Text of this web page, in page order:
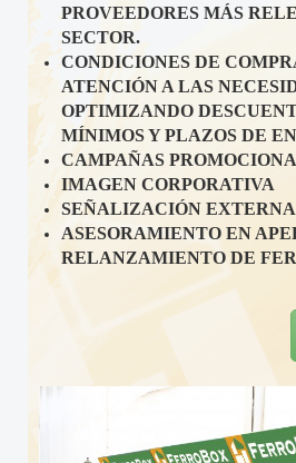
PROVEEDORES MÁS
SECTOR.
CONDICIONES DE
ATENCIÓN A LAS
OPTIMIZANDO
MÍNIMOS Y PLAZOS DE
CAMPAÑAS
IMAGEN CORPORATIVA
SEÑALIZACIÓN
ASESORAMIENTO EN
RELANZAMIENTO DE